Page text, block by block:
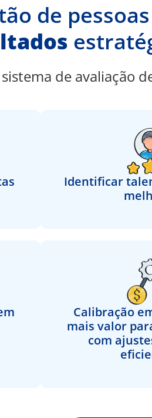
de
de avaliação
Identificar
Calibração
mais valor
com